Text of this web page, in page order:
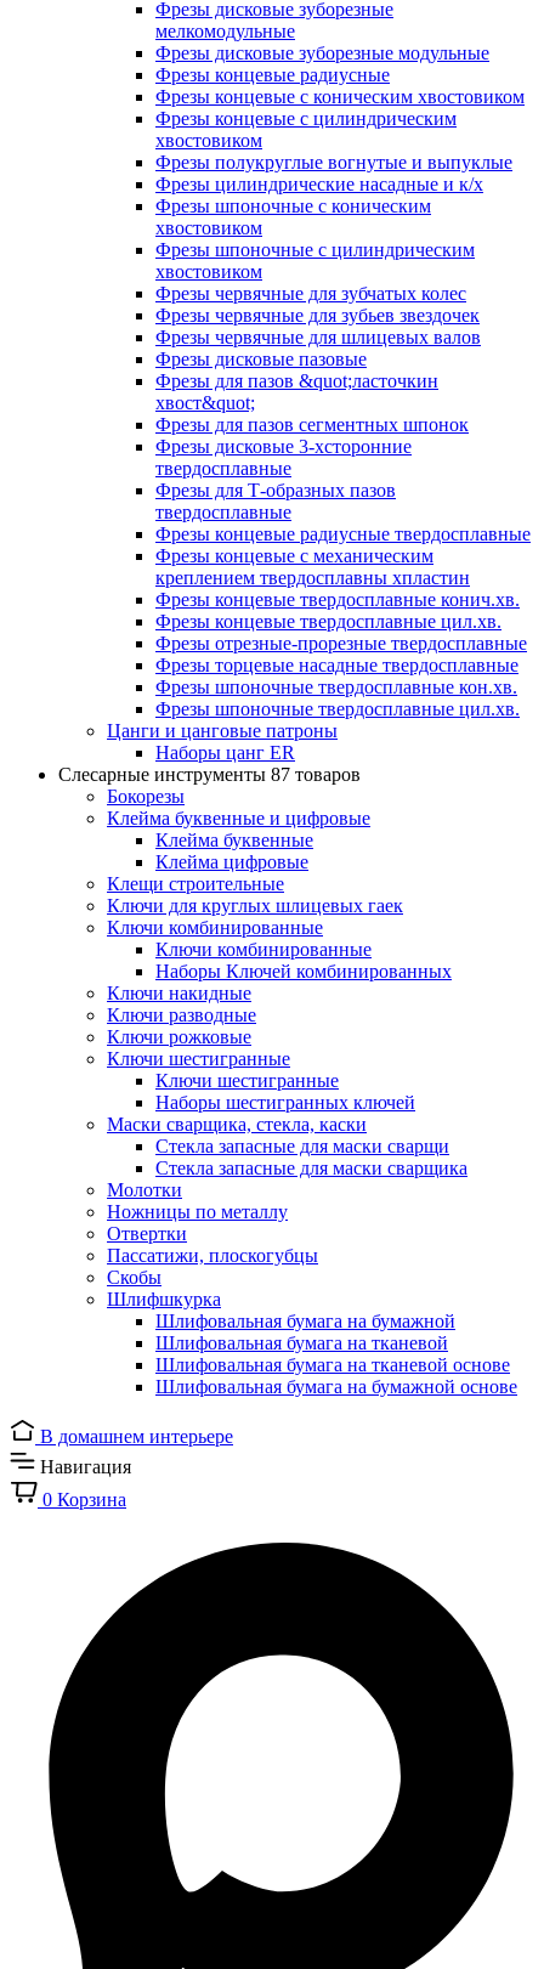
Фрезы дисковые зуборезные
мелкомодульные
Фрезы дисковые зуборезные модульные
Фрезы концевые радиусные
Фрезы концевые с коническим хвостовиком
Фрезы концевые с цилиндрическим
хвостовиком
Фрезы полукруглые вогнутые и выпуклые
Фрезы цилиндрические насадные и к/х
Фрезы шпоночные с коническим
хвостовиком
Фрезы шпоночные с цилиндрическим
хвостовиком
Фрезы червячные для зубчатых колес
Фрезы червячные для зубьев звездочек
Фрезы червячные для шлицевых валов
Фрезы дисковые пазовые
Фрезы для пазов &quot;ласточкин
хвост&quot;
Фрезы для пазов сегментных шпонок
Фрезы дисковые 3-хсторонние
твердосплавные
Фрезы для Т-образных пазов
твердосплавные
Фрезы концевые радиусные твердосплавные
Фрезы концевые с механическим
креплением твердосплавны хпластин
Фрезы концевые твердосплавные конич.хв.
Фрезы концевые твердосплавные цил.хв.
Фрезы отрезные-прорезные твердосплавные
Фрезы торцевые насадные твердосплавные
Фрезы шпоночные твердосплавные кон.хв.
Фрезы шпоночные твердосплавные цил.хв.
Цанги и цанговые патроны
Наборы цанг ER
Слесарные инструменты 87 товаров
Бокорезы
Клейма буквенные и цифровые
Клейма буквенные
Клейма цифровые
Клещи строительные
Ключи для круглых шлицевых гаек
Ключи комбинированные
Ключи комбинированные
Наборы Ключей комбинированных
Ключи накидные
Ключи разводные
Ключи рожковые
Ключи шестигранные
Ключи шестигранные
Наборы шестигранных ключей
Маски сварщика, стекла, каски
Стекла запасные для маски сварщи
Стекла запасные для маски сварщика
Молотки
Ножницы по металлу
Отвертки
Пассатижи, плоскогубцы
Скобы
Шлифшкурка
Шлифовальная бумага на бумажной
Шлифовальная бумага на тканевой
Шлифовальная бумага на тканевой основе
Шлифовальная бумага на бумажной основе
В домашнем интерьере
Навигация
0 Корзина